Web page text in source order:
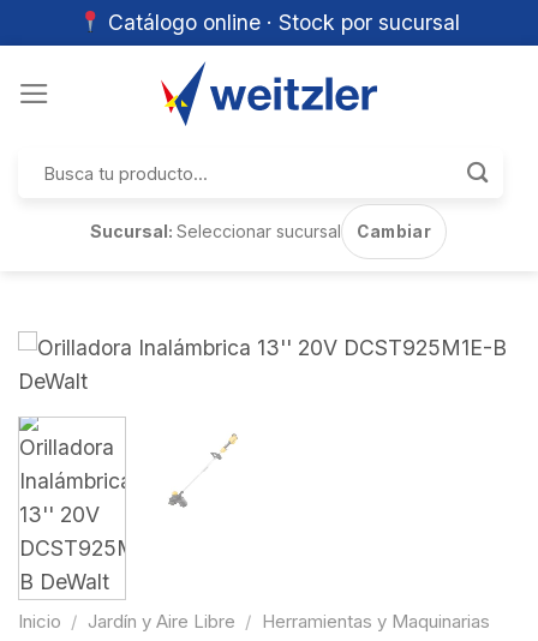
Catálogo online · Stock por sucursal
por:
Sucursal:Seleccionar sucursal Cambiar
Inicio / Jardín y Aire Libre / Herramientas y Maquinarias